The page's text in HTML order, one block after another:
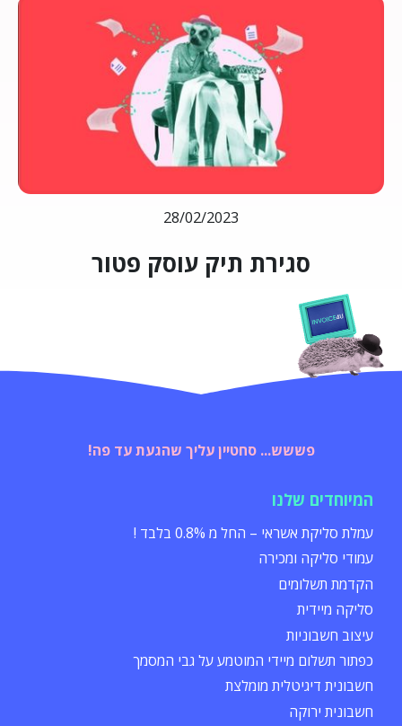
28/02/2023
סגירת תיק עוסק פטור
פששש... סחטיין עליך שהגעת עד פה!
המיוחדים שלנו
עמלת סליקת אשראי – החל מ 0.8% בלבד !
עמודי סליקה ומכירה
הקדמת תשלומים
סליקה מיידית
עיצוב חשבוניות
כפתור תשלום מיידי המוטמע על גבי המסמך
חשבונית דיגיטלית מומלצת
חשבונית ירוקה